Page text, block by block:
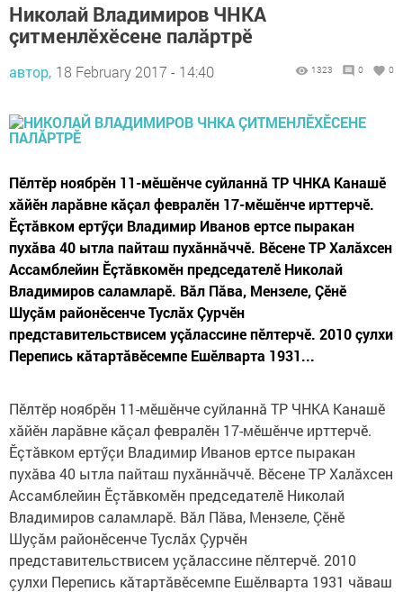
Николай Владимиров ЧНКА
çитменлӗхӗсене палăртрӗ
автор, 18 February 2017 - 14:40 1323 0 0
Пӗлтӗр ноябрӗн 11-мӗшӗнче суйланнă ТР ЧНКА Канашӗ
хăйӗн ларăвне кăçал февралӗн 17-мӗшӗнче ирттерчӗ.
Ӗçтăвком ертӳçи Владимир Иванов ертсе пыракан
пухăва 40 ытла пайташ пухăннăччӗ. Вӗсене ТР Халăхсен
Ассамблейин Ӗçтăвкомӗн председателӗ Николай
Владимиров саламларӗ. Вăл Пăва, Мензеле, Çӗнӗ
Шуçăм районӗсенче Туслăх Çурчӗн
представительствисем уçăлассине пӗлтерчӗ. 2010 çулхи
Перепись кăтартăвӗсемпе Ешӗлварта 1931...
Пӗлтӗр ноябрӗн 11-мӗшӗнче суйланнă ТР ЧНКА Канашӗ
хăйӗн ларăвне кăçал февралӗн 17-мӗшӗнче ирттерчӗ.
Ӗçтăвком ертӳçи Владимир Иванов ертсе пыракан
пухăва 40 ытла пайташ пухăннăччӗ. Вӗсене ТР Халăхсен
Ассамблейин Ӗçтăвкомӗн председателӗ Николай
Владимиров саламларӗ. Вăл Пăва, Мензеле, Çӗнӗ
Шуçăм районӗсенче Туслăх Çурчӗн
представительствисем уçăлассине пӗлтерчӗ. 2010
çулхи Перепись кăтартăвӗсемпе Ешӗлварта 1931 чăваш